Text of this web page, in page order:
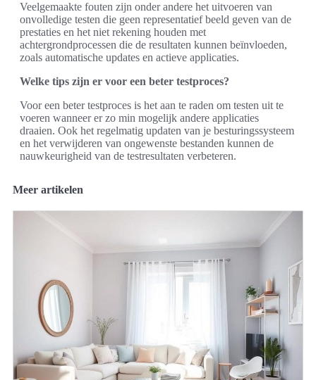
Veelgemaakte fouten zijn onder andere het uitvoeren van
onvolledige testen die geen representatief beeld geven van de
prestaties en het niet rekening houden met
achtergrondprocessen die de resultaten kunnen beïnvloeden,
zoals automatische updates en actieve applicaties.
Welke tips zijn er voor een beter testproces?
Voor een beter testproces is het aan te raden om testen uit te
voeren wanneer er zo min mogelijk andere applicaties
draaien. Ook het regelmatig updaten van je besturingssysteem
en het verwijderen van ongewenste bestanden kunnen de
nauwkeurigheid van de testresultaten verbeteren.
Meer artikelen